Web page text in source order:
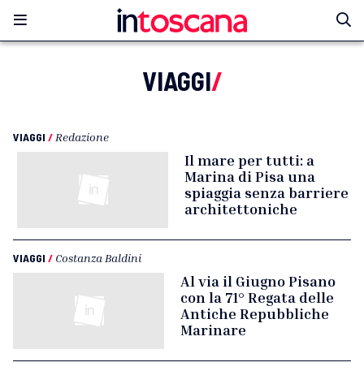
VIAGGI/
VIAGGI / Redazione
Il mare per tutti: a
Marina di Pisa una
spiaggia senza barriere
architettoniche
VIAGGI / Costanza Baldini
Al via il Giugno Pisano
con la 71° Regata delle
Antiche Repubbliche
Marinare